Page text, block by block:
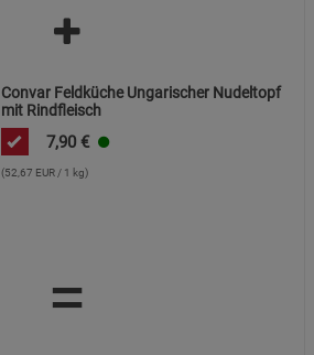
Convar Feldküche Ungarischer Nudeltopf
mit Rindfleisch
7,90 €
(52,67 EUR / 1 kg)
=
Datenschutzerklärung